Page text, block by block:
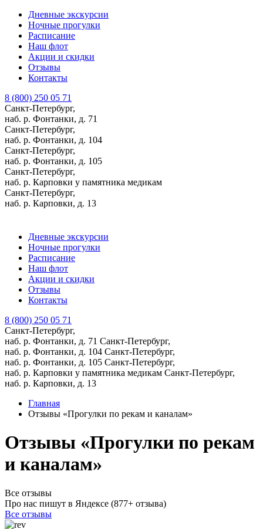
Дневные экскурсии
Ночные прогулки
Расписание
Наш флот
Акции и скидки
Отзывы
Контакты
8 (800) 250 05 71
Санкт-Петербург,
наб. р. Фонтанки, д. 71
Санкт-Петербург,
наб. р. Фонтанки, д. 104
Санкт-Петербург,
наб. р. Фонтанки, д. 105
Санкт-Петербург,
наб. р. Карповки у памятника медикам
Санкт-Петербург,
наб. р. Карповки, д. 13
Дневные экскурсии
Ночные прогулки
Расписание
Наш флот
Акции и скидки
Отзывы
Контакты
8 (800) 250 05 71
Санкт-Петербург,
наб. р. Фонтанки, д. 71 Санкт-Петербург,
наб. р. Фонтанки, д. 104 Санкт-Петербург,
наб. р. Фонтанки, д. 105 Санкт-Петербург,
наб. р. Карповки у памятника медикам Санкт-Петербург,
наб. р. Карповки, д. 13
Главная
Отзывы «Прогулки по рекам и каналам»
Отзывы «Прогулки по рекам
и каналам»
Все отзывы
Про нас пишут в Яндексе (877+ отзыва)
Все отзывы